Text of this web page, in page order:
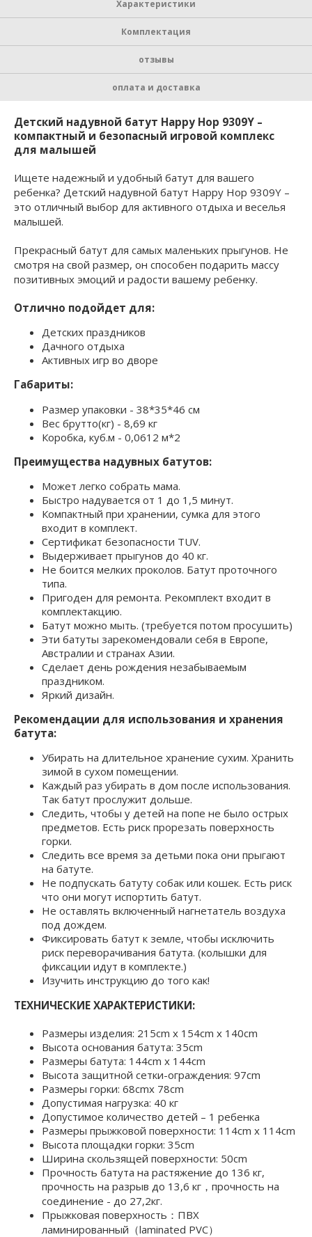
Характеристики
Комплектация
отзывы
оплата и доставка
Детский надувной батут Happy Hop 9309Y –
компактный и безопасный игровой комплекс
для малышей
Ищете надежный и удобный батут для вашего
ребенка? Детский надувной батут Happy Hop 9309Y –
это отличный выбор для активного отдыха и веселья
малышей.
Прекрасный батут для самых маленьких прыгунов. Не
смотря на свой размер, он способен подарить массу
позитивных эмоций и радости вашему ребенку.
Отлично подойдет для:
Детских праздников
Дачного отдыха
Активных игр во дворе
Габариты:
Размер упаковки - 38*35*46 см
Вес брутто(кг) - 8,69 кг
Коробка, куб.м - 0,0612 м*2
Преимущества надувных батутов:
Может легко собрать мама.
Быстро надувается от 1 до 1,5 минут.
Компактный при хранении, сумка для этого
входит в комплект.
Сертификат безопасности TUV.
Выдерживает прыгунов до 40 кг.
Не боится мелких проколов. Батут проточного
типа.
Пригоден для ремонта. Рекомплект входит в
комплектакцию.
Батут можно мыть. (требуется потом просушить)
Эти батуты зарекомендовали себя в Европе,
Австралии и странах Азии.
Сделает день рождения незабываемым
праздником.
Яркий дизайн.
Рекомендации для использования и хранения
батута:
Убирать на длительное хранение сухим. Хранить
зимой в сухом помещении.
Каждый раз убирать в дом после использования.
Так батут прослужит дольше.
Следить, чтобы у детей на попе не было острых
предметов. Есть риск прорезать поверхность
горки.
Следить все время за детьми пока они прыгают
на батуте.
Не подпускать батуту собак или кошек. Есть риск
что они могут испортить батут.
Не оставлять включенный нагнетатель воздуха
под дождем.
Фиксировать батут к земле, чтобы исключить
риск переворачивания батута. (колышки для
фиксации идут в комплекте.)
Изучить инструкцию до того как!
ТЕХНИЧЕСКИЕ ХАРАКТЕРИСТИКИ:
Размеры изделия: 215cm x 154cm x 140cm
Высота основания батута: 35cm
Размеры батута: 144cm x 144cm
Высота защитной сетки-ограждения: 97cm
Размеры горки: 68cmx 78cm
Допустимая нагрузка: 40 кг
Допустимое количество детей – 1 ребенка
Размеры прыжковой поверхности: 114cm x 114cm
Высота площадки горки: 35cm
Ширина скользящей поверхности: 50cm
Прочность батута на растяжение до 136 кг,
прочность на разрыв до 13,6 кг，прочность на
соединение - до 27,2кг.
Прыжковая поверхность：ПВХ
ламинированный（laminated PVC）